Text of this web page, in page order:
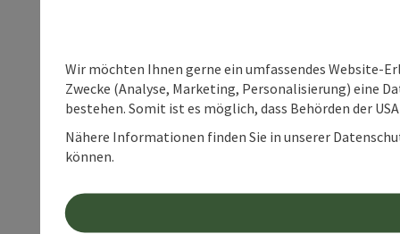
Wir möchten Ihnen gerne ein umfassendes Website-
Zwecke (Analyse, Marketing, Personalisierung) eine
bestehen. Somit ist es möglich, dass Behörden der
Nähere Informationen finden Sie in unserer
können.